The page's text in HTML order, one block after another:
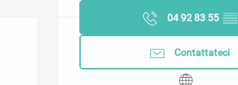
04 92 83 55 ▒▒
Contattateci